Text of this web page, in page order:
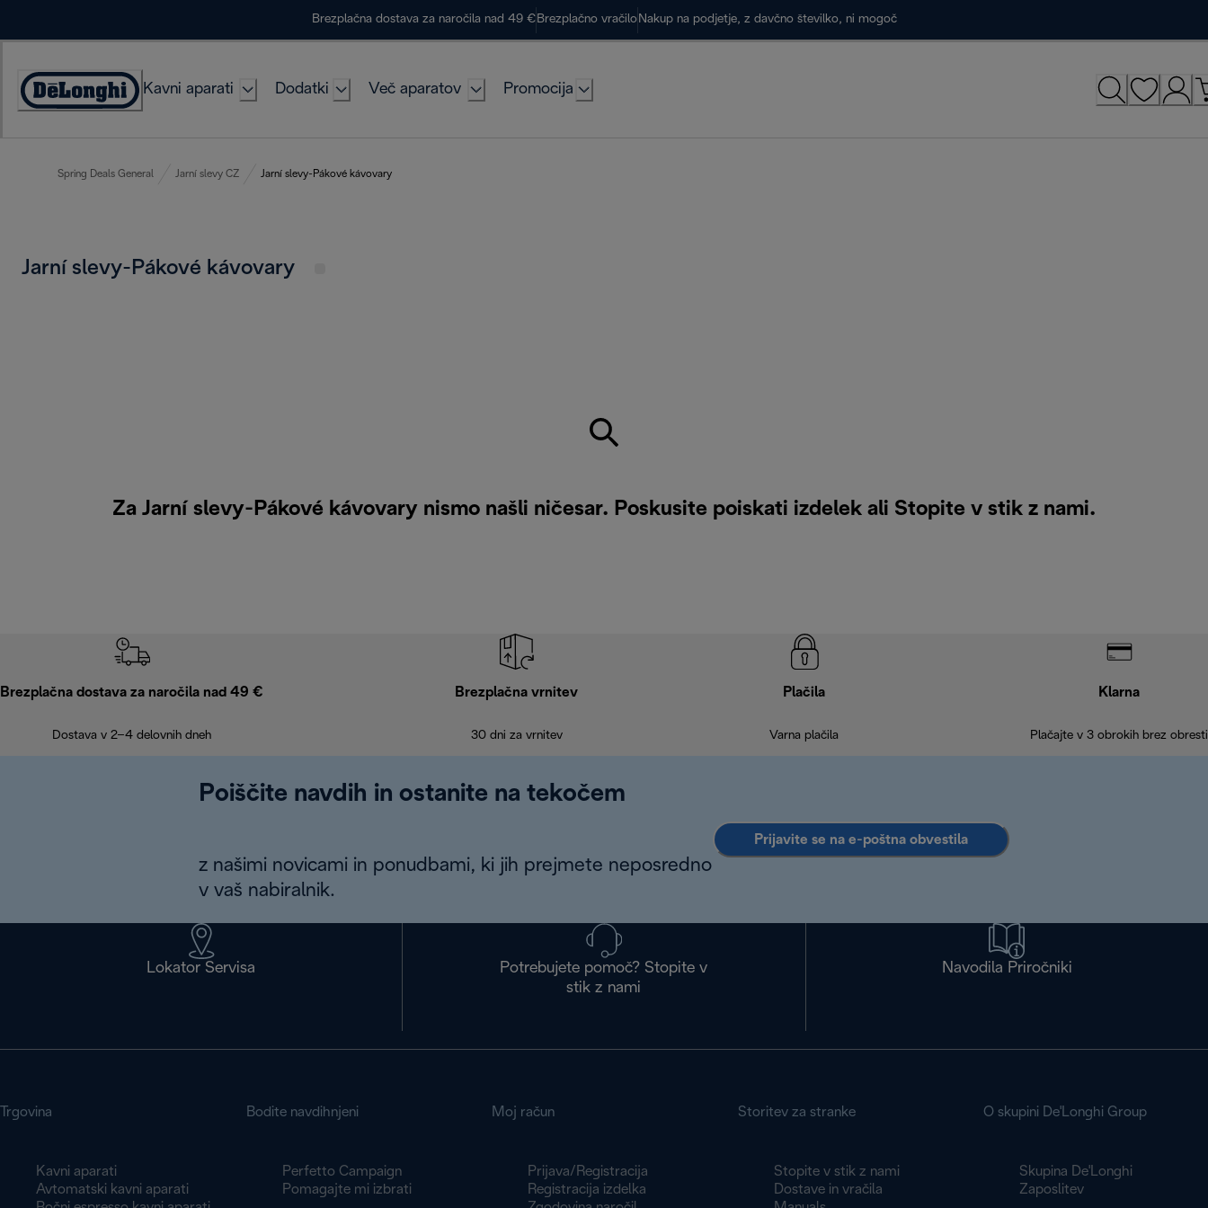
Brezplačna dostava za naročila nad 49 € Brezplačno vračilo Nakup na podjetje, z davčno številko, ni mogoč
Accessibility
Kavni aparati Dodatki Več aparatov Promocija
Spring Deals General Jarní slevy CZ Jarní slevy-Pákové kávovary
Jarní slevy-Pákové kávovary
Za Jarní slevy-Pákové kávovary nismo našli ničesar. Poskusite poiskati izdelek ali Stopite v stik z nami.
Brezplačna dostava za naročila nad 49 €
Dostava v 2–4 delovnih dneh
Brezplačna vrnitev
30 dni za vrnitev
Plačila
Varna plačila
Klarna
Plačajte v 3 obrokih brez obresti
Poiščite navdih in ostanite na tekočem
z našimi novicami in ponudbami, ki jih prejmete neposredno
v vaš nabiralnik.
Prijavite se na e-poštna obvestila
Lokator Servisa
Potrebujete pomoč? Stopite v
stik z nami
Navodila Priročniki
Trgovina
Kavni aparati
Avtomatski kavni aparati
Bodite navdihnjeni
Perfetto Campaign
Pomagajte mi izbrati
Moj račun
Prijava/Registracija
Registracija izdelka
Storitev za stranke
Stopite v stik z nami
Dostave in vračila
O skupini De'Longhi Group
Skupina De'Longhi
Zaposlitev